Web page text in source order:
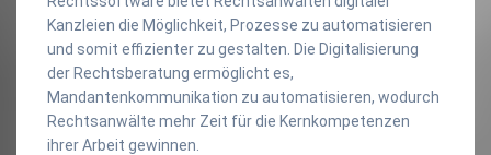
Kanzleien die Möglichkeit, Prozesse zu automatisieren
und somit effizienter zu gestalten. Die Digitalisierung
der Rechtsberatung ermöglicht es,
Mandantenkommunikation zu automatisieren, wodurch
Rechtsanwälte mehr Zeit für die Kernkompetenzen
ihrer Arbeit gewinnen.